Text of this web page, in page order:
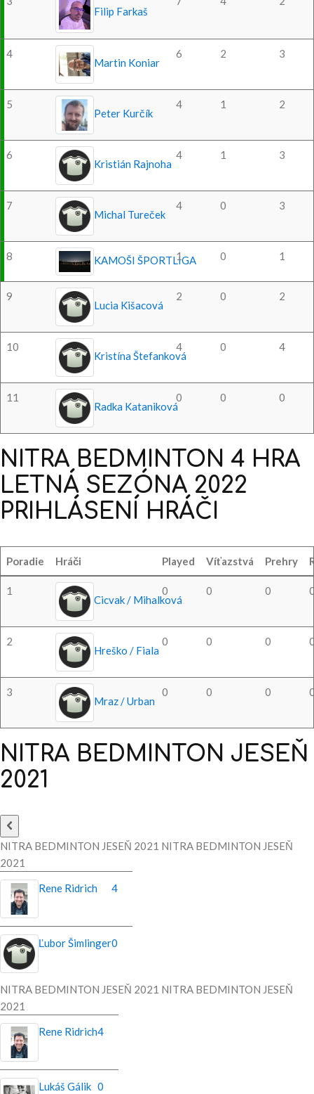
Filip Farkaš
4
Martin Koniar
6 2 3
5
Peter Kurčík
4 1 2
6
Kristián Rajnoha
4 1 3
7
Michal Tureček
4 0 3
8 KAMOŠI ŠPORTLIGA
1 0 1
9
Lucia Kišacová
2 0 2
10
Kristína Štefanková
4 0 4
11
Radka Kataniková
0 0 0
NITRA BEDMINTON 4 HRA
LETNÁ SEZÓNA 2022
PRIHLÁSENÍ HRÁČI
Poradie Hráči Played Víťazstvá Prehry
1
Cicvak / Mihalková
0 0 0
2
Hreško / Fiala
0 0 0
3
Mraz / Urban
0 0 0
NITRA BEDMINTON JESEŇ
2021
NITRA BEDMINTON JESEŇ 2021 NITRA BEDMINTON JESEŇ
2021
Rene Ridrich
4
Ľubor Šimlinger0
NITRA BEDMINTON JESEŇ 2021 NITRA BEDMINTON JESEŇ
2021
Rene Ridrich4
Lukáš Gálik 0